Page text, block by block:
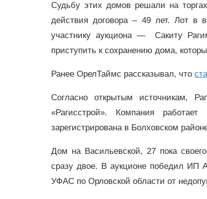
Судьбу этих домов решали на
действия договора – 49 лет. Лот
участнику аукциона — Сакиту
приступить к сохранению дома,
Ранее ОрелТаймс рассказывал, что
Согласно открытым источникам,
«Рагисстрой». Компания
зарегистрирована в Болховском
Дом на Васильевской, 27 пока
сразу двое. В аукционе победил ИП
УФАС по Орловской области от